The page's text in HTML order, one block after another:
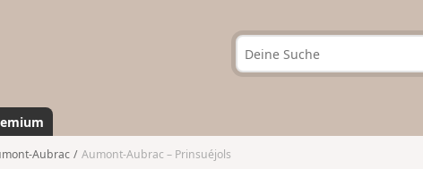
Aubrac Aumont-Aubrac – Prinsuéjols